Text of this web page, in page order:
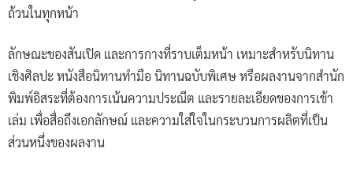
ถ้วนในทุกหน้า
ลักษณะของสันเปิด และการกางที่ราบเต็มหน้า เหมาะสำหรับนิทาน
เชิงศิลปะ หนังสือนิทานทำมือ นิทานฉบับพิเศษ หรือผลงานจากสำนัก
พิมพ์อิสระที่ต้องการเน้นความประณีต และรายละเอียดของการเข้า
เล่ม เพื่อสื่อถึงเอกลักษณ์ และความใส่ใจในกระบวนการผลิตที่เป็น
ส่วนหนึ่งของผลงาน